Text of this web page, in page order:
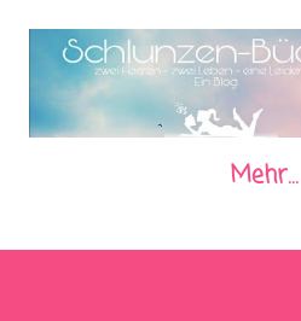
Direkt zum
Mehr…